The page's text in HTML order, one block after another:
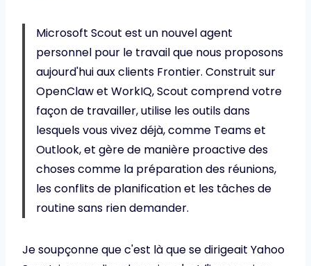
Microsoft Scout est un nouvel agent
personnel pour le travail que nous proposons
aujourd'hui aux clients Frontier. Construit sur
OpenClaw et WorkIQ, Scout comprend votre
façon de travailler, utilise les outils dans
lesquels vous vivez déjà, comme Teams et
Outlook, et gère de manière proactive des
choses comme la préparation des réunions,
les conflits de planification et les tâches de
routine sans rien demander.
Je soupçonne que c'est là que se dirigeait Yahoo